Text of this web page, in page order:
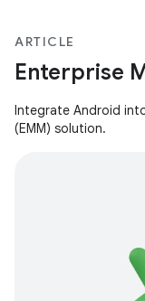
ARTICLE
Enterprise
Integrate Android
(EMM) solution.